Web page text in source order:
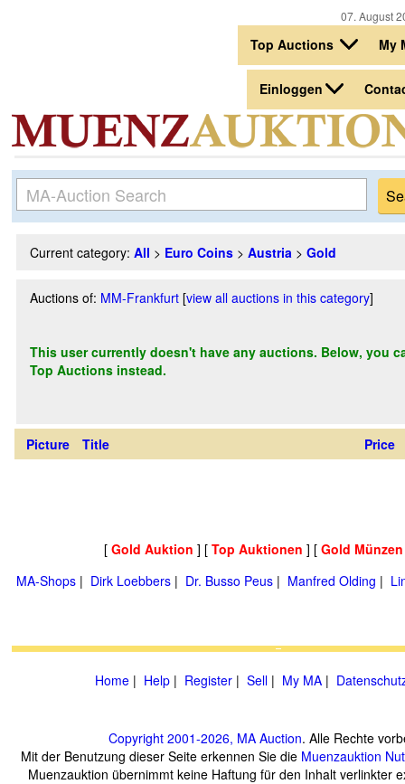
07. August
Top Auctions My
Einloggen
Current category: All > Euro Coins > Austria > Gold
Auctions of: MM-Frankfurt [view all auctions in this category]
This user currently doesn't have any auctions. Below, you
Top Auctions instead.
Picture Title Price
[ Gold Auktion ] [ Top Auktionen ] [ Gold
MA-Shops | Dirk Loebbers | Dr. Busso Peus | Manfred Olding |
Home | Help | Register | Sell | My MA |
Copyright 2001-2026, MA Auction. Alle Rechte
Mit der Benutzung dieser Seite erkennen Sie die Muenzauktion
Muenzauktion übernimmt keine Haftung für den Inhalt verlinkter